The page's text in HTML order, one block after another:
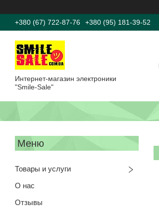
+380 (67) 722-87-76 +380 (95) 181-39-52
Интернет-магазин электроники
"Smile-Sale"
Товары и услуги
О нас
Отзывы